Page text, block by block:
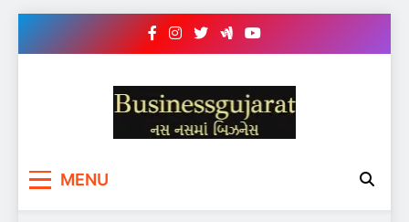
BUSINESS GUJARAT
MENU